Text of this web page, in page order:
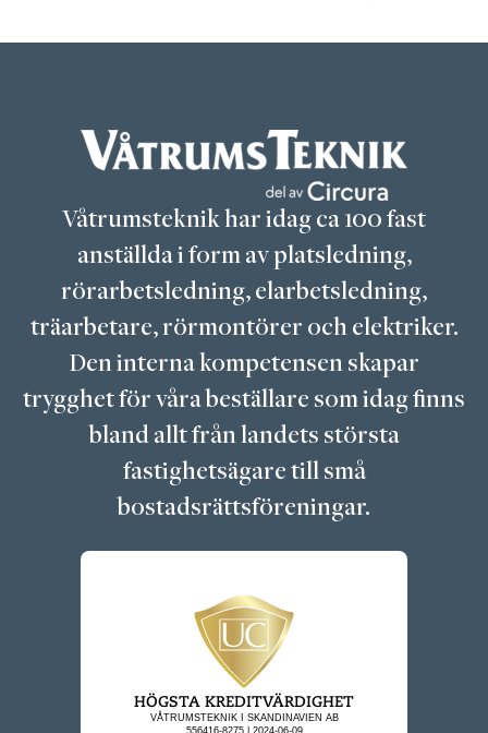
Våtrumsteknik har idag ca 100 fast
anställda i form av platsledning,
rörarbetsledning, elarbetsledning,
träarbetare, rörmontörer och elektriker.
Den interna kompetensen skapar
trygghet för våra beställare som idag finns
bland allt från landets största
fastighetsägare till små
bostadsrättsföreningar.